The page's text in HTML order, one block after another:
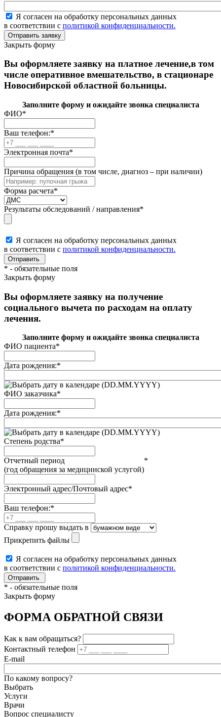
Я согласен на обработку персональных данных
в соответствии с политикой конфиденциальности.
Закрыть форму
Вы оформляете заявку на платное лечение,в том
числе оперативное вмешательство, в стационаре
Новосибирской областной больницы.
Заполните форму и ожидайте звонка специалиста
ФИО*
Ваш телефон:*
Электронная почта*
Причина обращения (в том числе, диагноз – при наличии)
Форма расчета*
Результаты обследований / направления*
Я согласен на обработку персональных данных
в соответствии с политикой конфиденциальности.
* - обязательные поля
Закрыть форму
Вы оформляете заявку на получение
социального вычета по расходам на оплату
лечения.
Заполните форму и ожидайте звонка специалиста
ФИО пациента*
Дата рождения:*
(DD.MM.YYYY)
ФИО заказчика*
Дата рождения:*
(DD.MM.YYYY)
Степень родства*
Отчетный период
(год обращения за медицинской услугой)
*
Электронный адрес/Почтовый адрес*
Ваш телефон:*
Справку прошу выдать в
Прикрепить файлы
Я согласен на обработку персональных данных
в соответствии с политикой конфиденциальности.
* - обязательные поля
Закрыть форму
ФОРМА ОБРАТНОЙ СВЯЗИ
Как к вам обращаться?
Контактный телефон
E-mail
По какому вопросу?
Выбрать
Услуги
Врачи
Вопрос специалисту